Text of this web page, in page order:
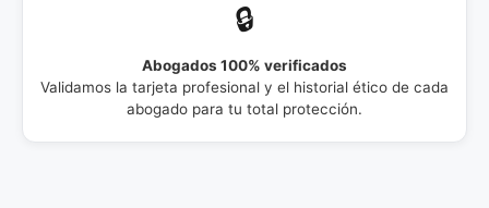
🔒
Abogados 100% verificados
Validamos la tarjeta profesional y el historial ético de cada
abogado para tu total protección.